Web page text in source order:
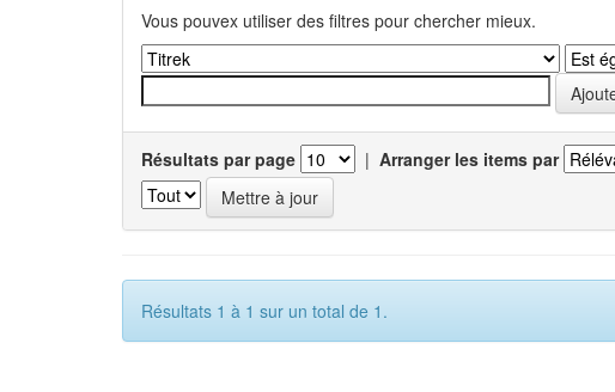
Vous pouvex utiliser des filtres pour chercher mieux.
Résultats par page | Arranger les items par
Résultats 1 à 1 sur un total de 1.